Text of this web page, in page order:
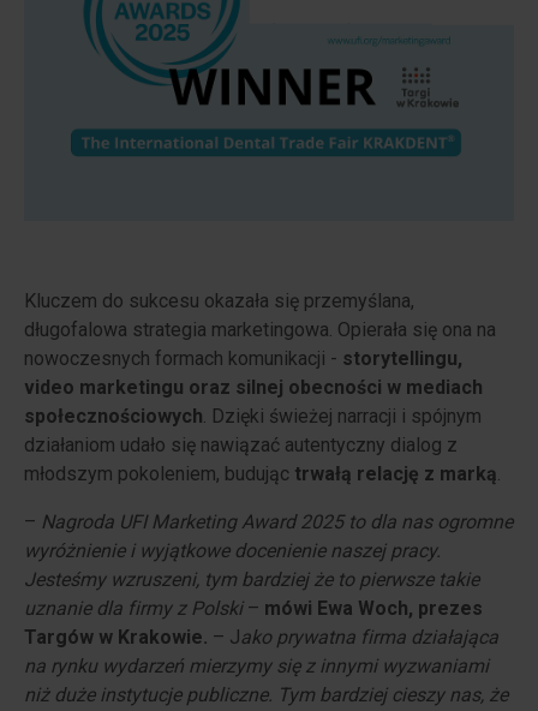
Kluczem do sukcesu okazała się przemyślana,
długofalowa strategia marketingowa. Opierała się ona na
nowoczesnych formach komunikacji - storytellingu,
video marketingu oraz silnej obecności w mediach
społecznościowych. Dzięki świeżej narracji i spójnym
działaniom udało się nawiązać autentyczny dialog z
młodszym pokoleniem, budując trwałą relację z marką.
– Nagroda UFI Marketing Award 2025 to dla nas ogromne
wyróżnienie i wyjątkowe docenienie naszej pracy.
Jesteśmy wzruszeni, tym bardziej że to pierwsze takie
uznanie dla firmy z Polski– mówi Ewa Woch, prezes
Targów w Krakowie. – Jako prywatna firma działająca
na rynku wydarzeń mierzymy się z innymi wyzwaniami
niż duże instytucje publiczne. Tym bardziej cieszy nas, że